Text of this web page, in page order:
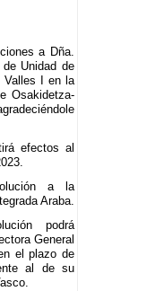
a Dña.
Unidad de
Valles I en la
Osakidetza-
efectos al
a la
Araba.
podrá
General
el plazo de
al de su